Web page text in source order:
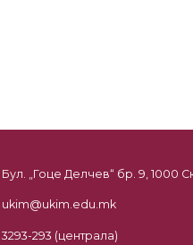
Бул. „Гоце Делчев“ бр. 9, 1000
ukim@ukim.edu.mk
3293-293 (централа)